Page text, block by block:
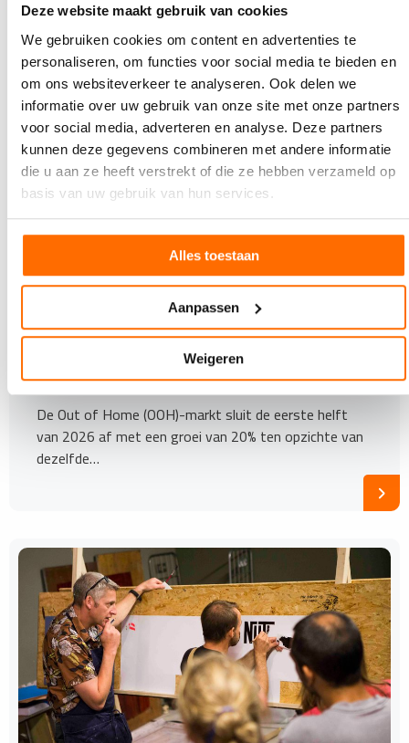
Deze website maakt gebruik van cookies
We gebruiken cookies om content en advertenties te
personaliseren, om functies voor social media te bieden en
om ons websiteverkeer te analyseren. Ook delen we
informatie over uw gebruik van onze site met onze partners
voor social media, adverteren en analyse. Deze partners
kunnen deze gegevens combineren met andere informatie
die u aan ze heeft verstrekt of die ze hebben verzameld op
basis van uw gebruik van hun services.
Alles toestaan
Aanpassen
Weigeren
ondernemers drie Poolse bedrijven als onderdeel van…
21 JULI 2026
Bestedingen aan Out of Home 20% gegroeid
in eerste helft 2026
De Out of Home (OOH)-markt sluit de eerste helft
van 2026 af met een groei van 20% ten opzichte van
dezelfde…